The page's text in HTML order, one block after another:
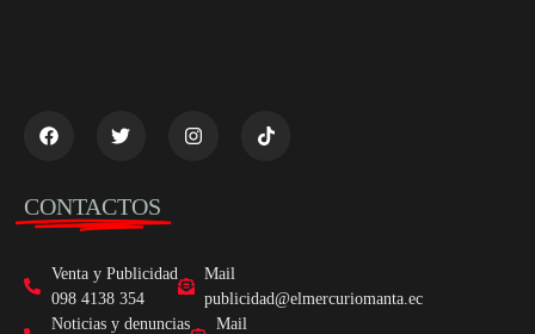
CONTACTOS
Venta y Publicidad
098 4138 354
Mail
publicidad@elmercuriomanta.ec
Noticias y denuncias
Mail